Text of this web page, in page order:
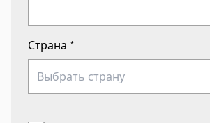
Страна *